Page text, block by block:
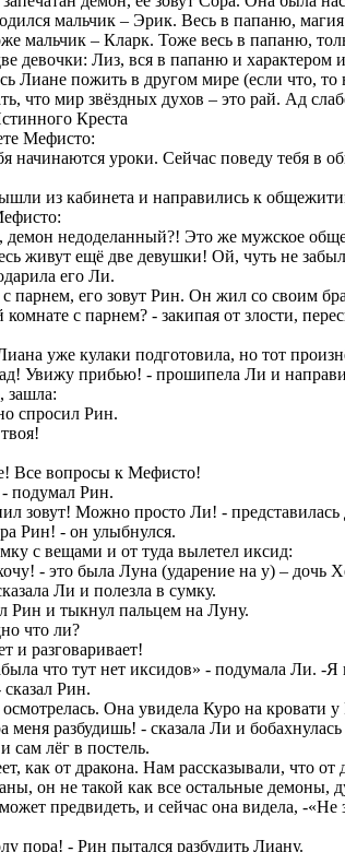
мальчик – Эрик. Весь в папаню,
мальчик – Кларк. Тоже весь в папаню,
девочки: Лиз, вся в папаню и
Лиане пожить в другом мире (если что,
что мир звёздных духов – это рай. Ад
Креста
Мефисто:
начинаются уроки. Сейчас поведу тебя в
из кабинета и направились к
демон недоделанный?! Это же мужское
живут ещё две девушки! Ой, чуть не
его Ли.
его зовут Рин. Он жил со своим
комнате с парнем? - закипая от злости,
уже кулаки подготовила, но тот
Увижу прибью! - прошипела Ли и
зашла:
спросил Рин.
Все вопросы к Мефисто!
подумал Рин.
зовут! Можно просто Ли! - представилась
Рин! - он улыбнулся.
с вещами и от туда вылетел иксид:
- это была Луна (ударение на у) – дочь
Ли и полезла в сумку.
Рин и тыкнул пальцем на Луну.
что ли?
и разговаривает!
что тут нет иксидов» - подумала Ли. -
Рин.
Она увидела Куро на кровати
меня разбудишь! - сказала Ли и бобахнулась
сам лёг в постель.
как от дракона. Нам рассказывали, что
он не такой как все остальные демоны,
предвидеть, и сейчас она видела, -
пора! - Рин пытался разбудить Лиану.